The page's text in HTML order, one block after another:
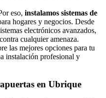
eso, instalamos sistemas de
hogares y negocios. Desde
electrónicos avanzados,
cualquier amenaza.
las mejores opciones para tu
instalación profesional y
en Ubrique